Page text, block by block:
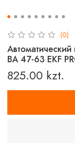
(0)
ВА 47-63 EKF
825.00 kzt.